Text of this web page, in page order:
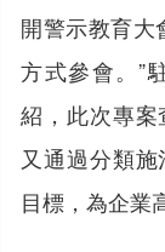
開警示教育大
方式參會。”
紹，此次專案
又通過分類
目標，為企業